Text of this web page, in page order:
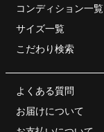
コンディション一覧
サイズ一覧
こだわり検索
よくある質問
お届けについて